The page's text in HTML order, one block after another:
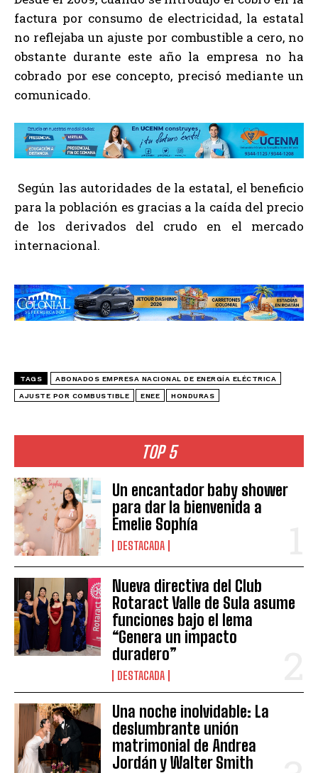
TOP 5
Un encantador baby shower
para dar la bienvenida a
Emelie Sophía
DESTACADA
Nueva directiva del Club
Rotaract Valle de Sula asume
funciones bajo el lema
“Genera un impacto
duradero”
DESTACADA
Una noche inolvidable: La
deslumbrante unión
matrimonial de Andrea
Jordán y Walter Smith
factura por consumo de electricidad, la estatal
no reflejaba un ajuste por combustible a cero, no
obstante durante este año la empresa no ha
cobrado por ese concepto, precisó mediante un
comunicado.
Según las autoridades de la estatal, el beneficio
para la población es gracias a la caída del precio
de los derivados del crudo en el mercado
internacional.
TAGS ABONADOS EMPRESA NACIONAL DE ENERGÍA ELÉCTRICA
AJUSTE POR COMBUSTIBLE ENEE HONDURAS